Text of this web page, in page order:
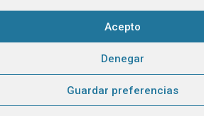
Acepto
Denegar
Guardar preferencias